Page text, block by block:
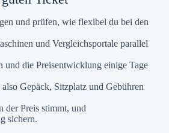
und prüfen, wie flexibel du bei den
und Vergleichsportale parallel
und die Preisentwicklung einige Tage
Gepäck, Sitzplatz und Gebühren
der Preis stimmt, und
sichern.